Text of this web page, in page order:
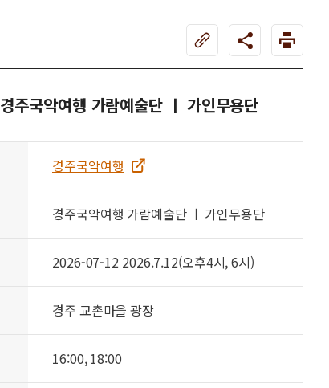
경주국악여행 가람예술단 ㅣ 가인무용단
경주국악여행
경주국악여행 가람예술단 ㅣ 가인무용단
2026-07-12 2026.7.12(오후4시, 6시)
경주 교촌마을 광장
16:00, 18:00